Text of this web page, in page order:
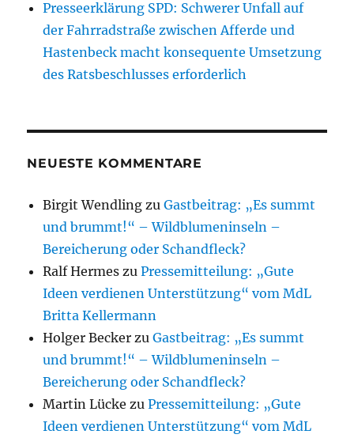
Presseerklärung SPD: Schwerer Unfall auf
der Fahrradstraße zwischen Afferde und
Hastenbeck macht konsequente Umsetzung
des Ratsbeschlusses erforderlich
NEUESTE KOMMENTARE
Birgit Wendling zuGastbeitrag: „Es summt
und brummt!“ – Wildblumeninseln –
Bereicherung oder Schandfleck?
Ralf Hermes zuPressemitteilung: „Gute
Ideen verdienen Unterstützung“ vom MdL
Britta Kellermann
Holger Becker zuGastbeitrag: „Es summt
und brummt!“ – Wildblumeninseln –
Bereicherung oder Schandfleck?
Martin Lücke zuPressemitteilung: „Gute
Ideen verdienen Unterstützung“ vom MdL